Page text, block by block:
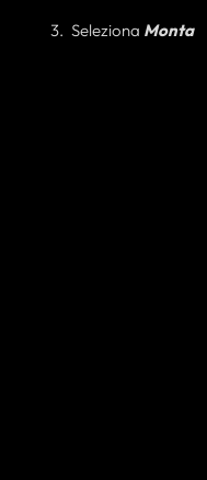
Seleziona Monta